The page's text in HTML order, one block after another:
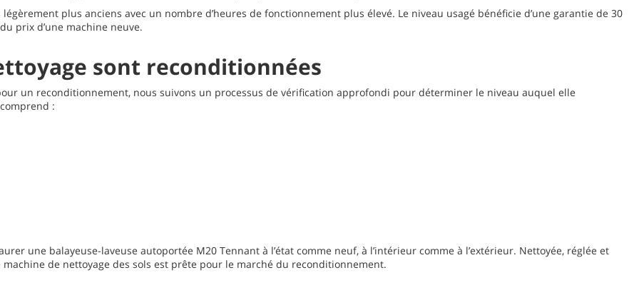
plus anciens avec un nombre d’heures de fonctionnement plus élevé. Le niveau usagé bénéficie d’une garantie de 30
prix d’une machine neuve.
sont reconditionnées
un reconditionnement, nous suivons un processus de vérification approfondi pour déterminer le niveau auquel elle
:
une balayeuse-laveuse autoportée M20 Tennant à l’état comme neuf, à l’intérieur comme à l’extérieur. Nettoyée, réglée et
de nettoyage des sols est prête pour le marché du reconditionnement.